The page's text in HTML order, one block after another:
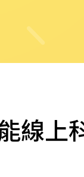
線上